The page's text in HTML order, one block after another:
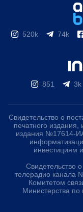
520k 74k
851 3k
Свидетельство о
печатного издания,
издания №17614-
инвестициям
Свидетельство
телерадио канала
Комитетом
Министерства по